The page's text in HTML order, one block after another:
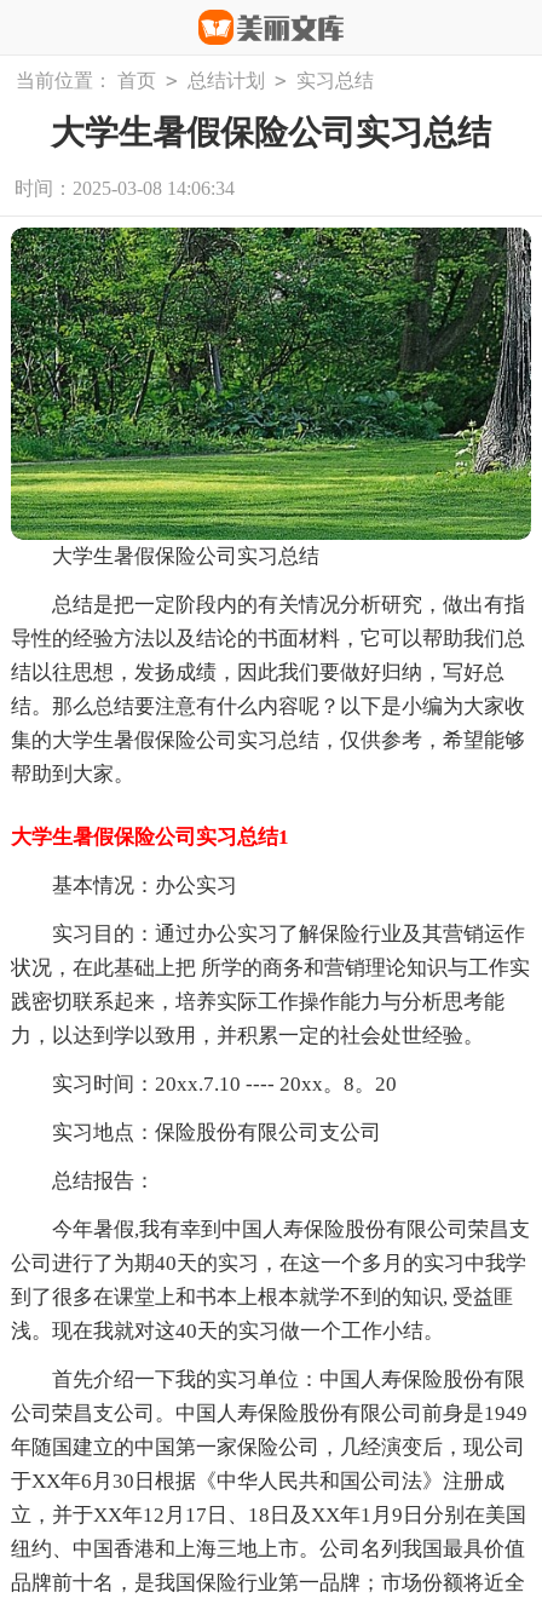
当前位置： 首页 > 总结计划 > 实习总结
大学生暑假保险公司实习总结
时间：2025-03-08 14:06:34
大学生暑假保险公司实习总结
总结是把一定阶段内的有关情况分析研究，做出有指
导性的经验方法以及结论的书面材料，它可以帮助我们总
结以往思想，发扬成绩，因此我们要做好归纳，写好总
结。那么总结要注意有什么内容呢？以下是小编为大家收
集的大学生暑假保险公司实习总结，仅供参考，希望能够
帮助到大家。
大学生暑假保险公司实习总结1
基本情况：办公实习
实习目的：通过办公实习了解保险行业及其营销运作
状况，在此基础上把 所学的商务和营销理论知识与工作实
践密切联系起来，培养实际工作操作能力与分析思考能
力，以达到学以致用，并积累一定的社会处世经验。
实习时间：20xx.7.10 ---- 20xx。8。20
实习地点：保险股份有限公司支公司
总结报告：
今年暑假,我有幸到中国人寿保险股份有限公司荣昌支
公司进行了为期40天的实习，在这一个多月的实习中我学
到了很多在课堂上和书本上根本就学不到的知识, 受益匪
浅。现在我就对这40天的实习做一个工作小结。
首先介绍一下我的实习单位：中国人寿保险股份有限
公司荣昌支公司。中国人寿保险股份有限公司前身是1949
年随国建立的中国第一家保险公司，几经演变后，现公司
于XX年6月30日根据《中华人民共和国公司法》注册成
立，并于XX年12月17日、18日及XX年1月9日分别在美国
纽约、中国香港和上海三地上市。公司名列我国最具价值
品牌前十名，是我国保险行业第一品牌；市场份额将近全